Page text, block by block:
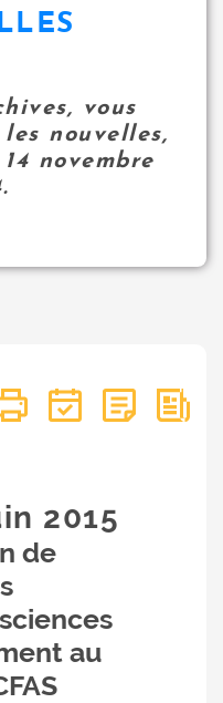
vous
nouvelles,
novembre
2015
de
au